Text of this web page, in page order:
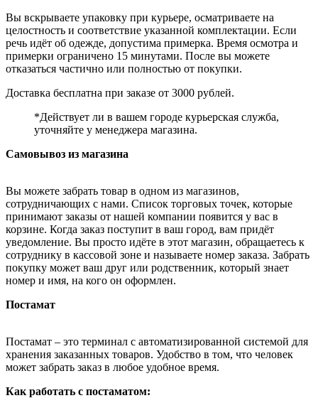
Вы вскрываете упаковку при курьере, осматриваете на
целостность и соответствие указанной комплектации. Если
речь идёт об одежде, допустима примерка. Время осмотра и
примерки ограничено 15 минутами. После вы можете
отказаться частично или полностью от покупки.
Доставка бесплатна при заказе от 3000 рублей.
*Действует ли в вашем городе курьерская служба,
уточняйте у менеджера магазина.
Самовывоз из магазина
Вы можете забрать товар в одном из магазинов,
сотрудничающих с нами. Список торговых точек, которые
принимают заказы от нашей компании появится у вас в
корзине. Когда заказ поступит в ваш город, вам придёт
уведомление. Вы просто идёте в этот магазин, обращаетесь к
сотруднику в кассовой зоне и называете номер заказа. Забрать
покупку может ваш друг или родственник, который знает
номер и имя, на кого он оформлен.
Постамат
Постамат – это терминал с автоматизированной системой для
хранения заказанных товаров. Удобство в том, что человек
может забрать заказ в любое удобное время.
Как работать с постаматом: